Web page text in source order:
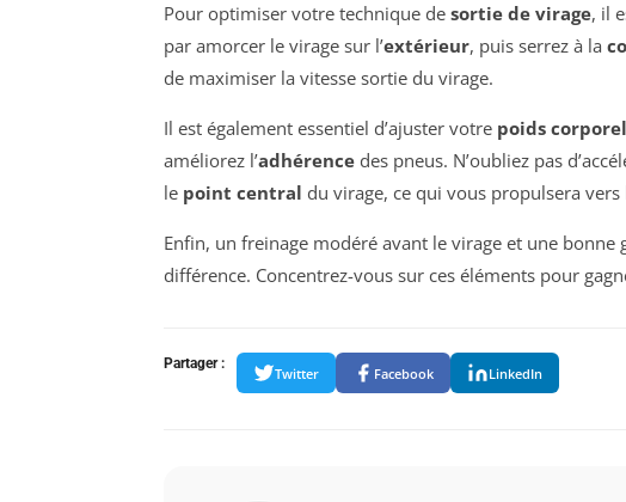
Pour optimiser votre technique de sortie de virage, il
par amorcer le virage sur l’extérieur, puis serrez à la
de maximiser la vitesse sortie du virage.
Il est également essentiel d’ajuster votre poids corporel
améliorez l’adhérence des pneus. N’oubliez pas
le point central du virage, ce qui vous propulsera
Enfin, un freinage modéré avant le virage et une bonne
différence. Concentrez-vous sur ces éléments pour
Partager :
Twitter Facebook LinkedIn